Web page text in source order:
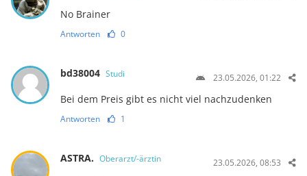
No Brainer
Antworten 0
bd38004 Studi 23.05.2026, 01:22
Bei dem Preis gibt es nicht viel nachzudenken
Antworten 1
ASTRA. Oberarzt/-ärztin 23.05.2026, 08:53